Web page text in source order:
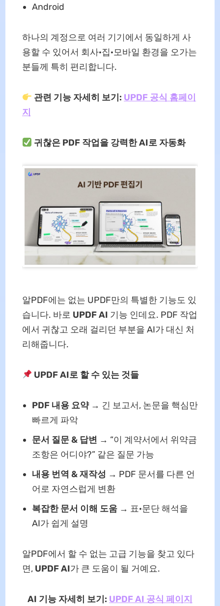
Android
하나의 계정으로 여러 기기에서 동일하게 사
용할 수 있어서 회사·집·모바일 환경을 오가는
분들께 특히 편리합니다.
관련 기능 자세히 보기: UPDF 공식 홈페이
지
귀찮은 PDF 작업을 강력한 AI로 자동화
알PDF에는 없는 UPDF만의 특별한 기능도 있
습니다. 바로 UPDF AI 기능 인데요. PDF 작업
에서 귀찮고 오래 걸리던 부분을 AI가 대신 처
리해줍니다.
UPDF AI로 할 수 있는 것들
PDF 내용 요약 → 긴 보고서, 논문을 핵심만
빠르게 파악
문서 질문 & 답변 → “이 계약서에서 위약금
조항은 어디야?” 같은 질문 가능
내용 번역 & 재작성 → PDF 문서를 다른 언
어로 자연스럽게 변환
복잡한 문서 이해 도움 → 표·문단 해석을
AI가 쉽게 설명
알PDF에서 할 수 없는 고급 기능을 찾고 있다
면, UPDF AI가 큰 도움이 될 거예요.
AI 기능 자세히 보기: UPDF AI 공식 페이지